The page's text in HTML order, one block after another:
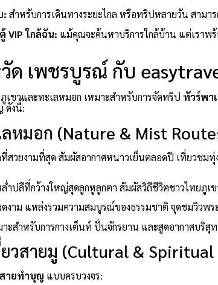
: สำหรับการเดินทางระยะไกล หรือทริปหลายวัน สามา
VIP ใกล้ฉัน: แม้คุณจะค้นหาบริการใกล้บ้าน แต่เราพ
วัด เพชรบูรณ์ กับ
ขาและทะเลหมอก เหมาะสำหรับการจัดทริป ทัวร์พา
ดังนี้:
หมอก (Nature & Mist
สวยงามที่สุด สัมผัสอากาศหนาวเย็นตลอดปี เที่ยวชม
ำปลีที่กว้างใหญ่สุดลูกหูลูกตา สัมผัสวิถีชีวิตชาวไทยภูเ
าม แหล่งรวมความสมบูรณ์ของธรรมชาติ จุดชมวิวพ
ะสำหรับการกางเต็นท์ ปั่นจักรยาน และสูดอากาศบริสุ
วสายมู (Cultural & Spiritual
ายทำบุญ แบบครบวงจร: